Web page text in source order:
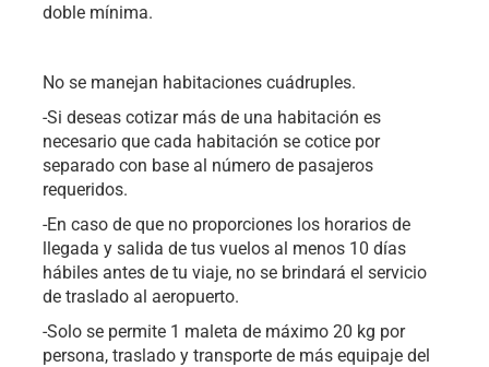
doble mínima.
No se manejan habitaciones cuádruples.
-Si deseas cotizar más de una habitación es
necesario que cada habitación se cotice por
separado con base al número de pasajeros
requeridos.
-En caso de que no proporciones los horarios de
llegada y salida de tus vuelos al menos 10 días
hábiles antes de tu viaje, no se brindará el servicio
de traslado al aeropuerto.
-Solo se permite 1 maleta de máximo 20 kg por
persona, traslado y transporte de más equipaje del